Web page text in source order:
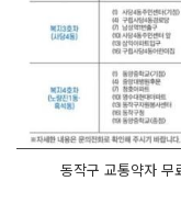
동작구 교통약자